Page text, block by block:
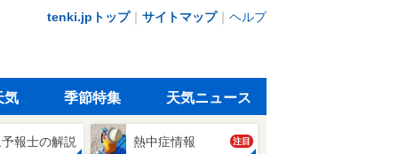
tenki.jpトップ｜ サイトマップ｜ ヘルプ
気 季節特集 天気ニュース
報士の解説 熱中症情報 注目